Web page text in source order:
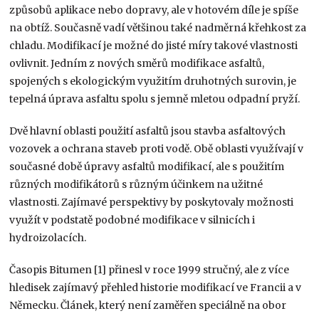
způsobů aplikace nebo dopravy, ale v hotovém díle je spíše
na obtíž. Současně vadí většinou také nadměrná křehkost za
chladu. Modifikací je možné do jisté míry takové vlastnosti
ovlivnit. Jedním z nových směrů modifikace asfaltů,
spojených s ekologickým využitím druhotných surovin, je
tepelná úprava asfaltu spolu s jemně mletou odpadní pryží.
Dvě hlavní oblasti použití asfaltů jsou stavba asfaltových
vozovek a ochrana staveb proti vodě. Obě oblasti využívají v
současné době úpravy asfaltů modifikací, ale s použitím
různých modifikátorů s různým účinkem na užitné
vlastnosti. Zajímavé perspektivy by poskytovaly možnosti
využít v podstatě podobné modifikace v silnicích i
hydroizolacích.
Časopis Bitumen [1] přinesl v roce 1999 stručný, ale z více
hledisek zajímavý přehled historie modifikací ve Francii a v
Německu. Článek, který není zaměřen speciálně na obor